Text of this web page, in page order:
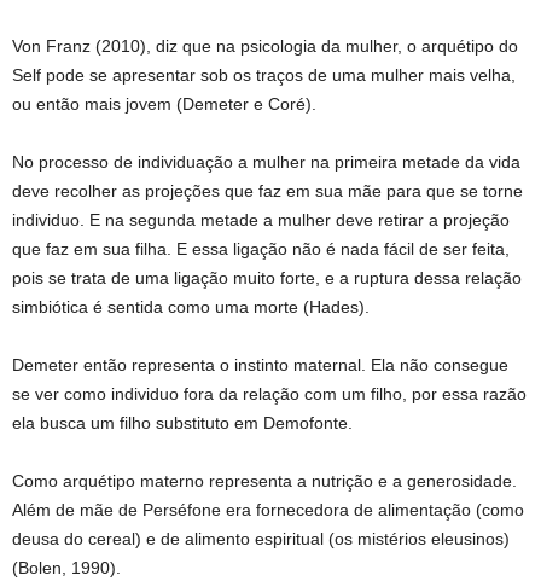
Von Franz (2010), diz que na psicologia da mulher, o arquétipo do
Self pode se apresentar sob os traços de uma mulher mais velha,
ou então mais jovem (Demeter e Coré).
No processo de individuação a mulher na primeira metade da vida
deve recolher as projeções que faz em sua mãe para que se torne
individuo. E na segunda metade a mulher deve retirar a projeção
que faz em sua filha. E essa ligação não é nada fácil de ser feita,
pois se trata de uma ligação muito forte, e a ruptura dessa relação
simbiótica é sentida como uma morte (Hades).
Demeter então representa o instinto maternal. Ela não consegue
se ver como individuo fora da relação com um filho, por essa razão
ela busca um filho substituto em Demofonte.
Como arquétipo materno representa a nutrição e a generosidade.
Além de mãe de Perséfone era fornecedora de alimentação (como
deusa do cereal) e de alimento espiritual (os mistérios eleusinos)
(Bolen, 1990).